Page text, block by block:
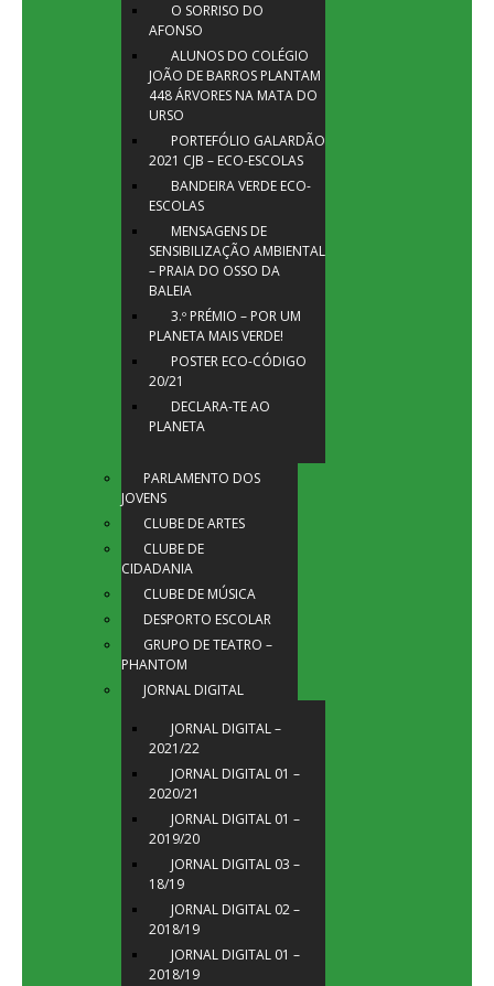
O SORRISO DO
AFONSO
ALUNOS DO COLÉGIO
JOÃO DE BARROS PLANTAM
448 ÁRVORES NA MATA DO
URSO
PORTEFÓLIO GALARDÃO
2021 CJB – ECO-ESCOLAS
BANDEIRA VERDE ECO-
ESCOLAS
MENSAGENS DE
SENSIBILIZAÇÃO AMBIENTAL
– PRAIA DO OSSO DA
BALEIA
3.º PRÉMIO – POR UM
PLANETA MAIS VERDE!
POSTER ECO-CÓDIGO
20/21
DECLARA-TE AO
PLANETA
PARLAMENTO DOS
JOVENS
CLUBE DE ARTES
CLUBE DE
CIDADANIA
CLUBE DE MÚSICA
DESPORTO ESCOLAR
GRUPO DE TEATRO –
PHANTOM
JORNAL DIGITAL
JORNAL DIGITAL –
2021/22
JORNAL DIGITAL 01 –
2020/21
JORNAL DIGITAL 01 –
2019/20
JORNAL DIGITAL 03 –
18/19
JORNAL DIGITAL 02 –
2018/19
JORNAL DIGITAL 01 –
2018/19